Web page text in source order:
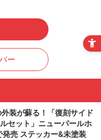
ー
装が蘇る！「復刻サイド
セット」ニューパールホ
売 ステッカー&未塗装